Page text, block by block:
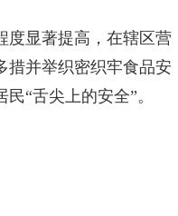
度显著提高，在辖区营
措并举织密织牢食品安
“舌尖上的安全”。